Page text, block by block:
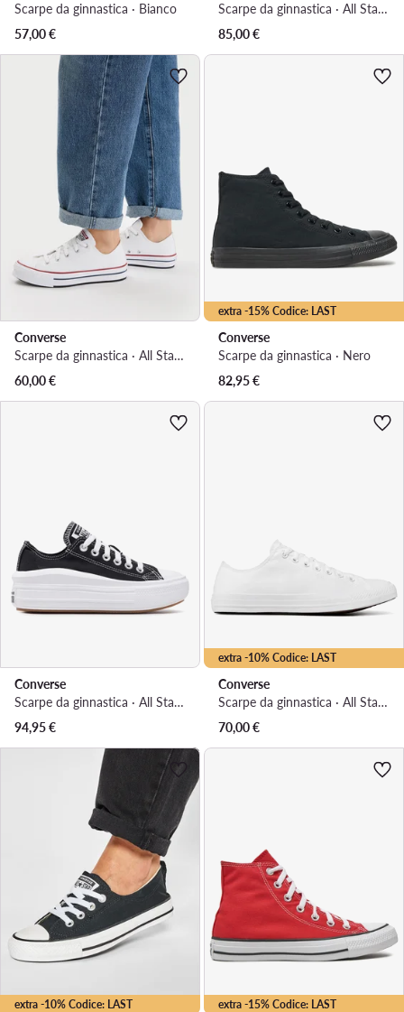
Scarpe da ginnastica · Bianco
57,00€
Scarpe da ginnastica · All Star · Bianco
85,00€
Converse
Scarpe da ginnastica · All Star · Bianco
60,00€
extra -15% Codice: LAST
Converse
Scarpe da ginnastica · Nero
82,95€
Converse
Scarpe da ginnastica · All Star · Nero
94,95€
extra -10% Codice: LAST
Converse
Scarpe da ginnastica · All Star · Bianco
70,00€
extra -10% Codice: LAST extra -15% Codice: LAST